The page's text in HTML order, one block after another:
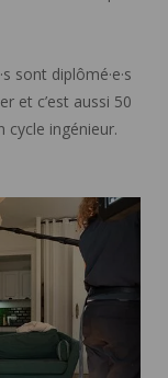
sont diplômé·e·s
et c’est aussi 50
cycle ingénieur.